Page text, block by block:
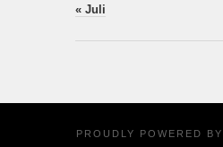
« Juli
PROUDLY POWERED BY